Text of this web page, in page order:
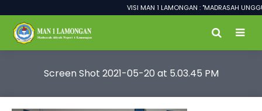
VISI MAN 1 LAMONGAN : "MADRASAH
Screen Shot 2021-05-20 at 5.03.45 PM